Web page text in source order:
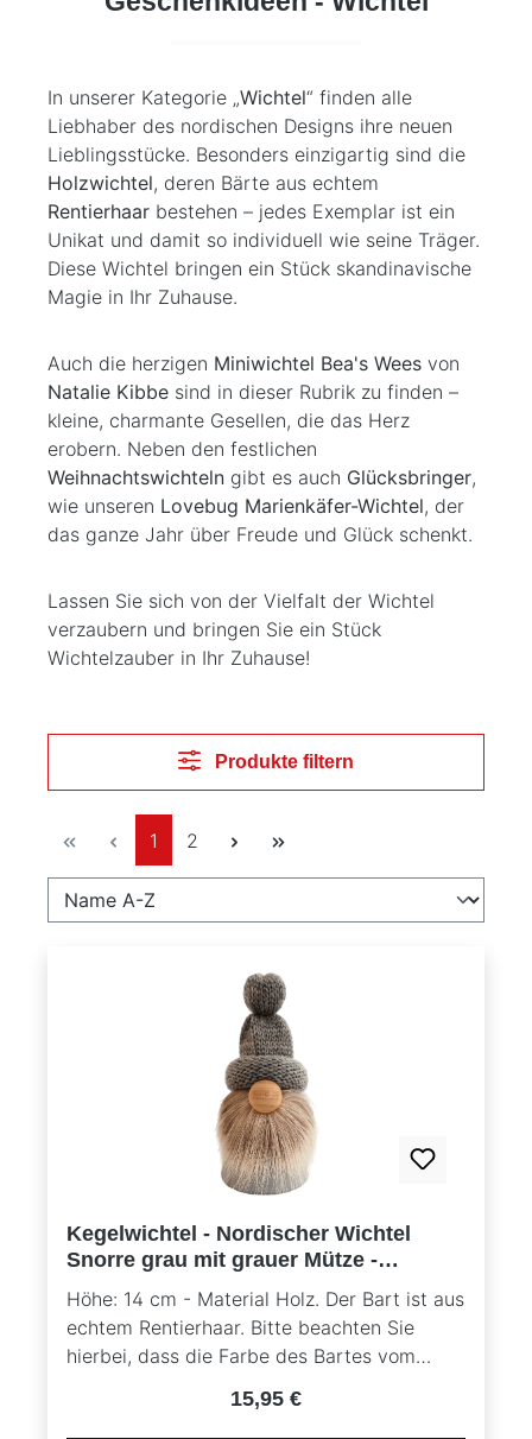
In unserer Kategorie „Wichtel“ finden alle
Liebhaber des nordischen Designs ihre neuen
Lieblingsstücke. Besonders einzigartig sind die
Holzwichtel, deren Bärte aus echtem
Rentierhaar bestehen – jedes Exemplar ist ein
Unikat und damit so individuell wie seine Träger.
Diese Wichtel bringen ein Stück skandinavische
Magie in Ihr Zuhause.
Auch die herzigen Miniwichtel Bea's Wees von
Natalie Kibbe sind in dieser Rubrik zu finden –
kleine, charmante Gesellen, die das Herz
erobern. Neben den festlichen
Weihnachtswichteln gibt es auch Glücksbringer,
wie unseren Lovebug Marienkäfer-Wichtel, der
das ganze Jahr über Freude und Glück schenkt.
Lassen Sie sich von der Vielfalt der Wichtel
verzaubern und bringen Sie ein Stück
Wichtelzauber in Ihr Zuhause!
Produkte filtern
Seite
1 Seite
2
Kegelwichtel - Nordischer Wichtel
Snorre grau mit grauer Mütze -
nordische Standfigur
Höhe: 14 cm - Material Holz. Der Bart ist aus
echtem Rentierhaar. Bitte beachten Sie
hierbei, dass die Farbe des Bartes vom
ein Naturprodukt handelt.
Regulärer Preis:
15,95 €